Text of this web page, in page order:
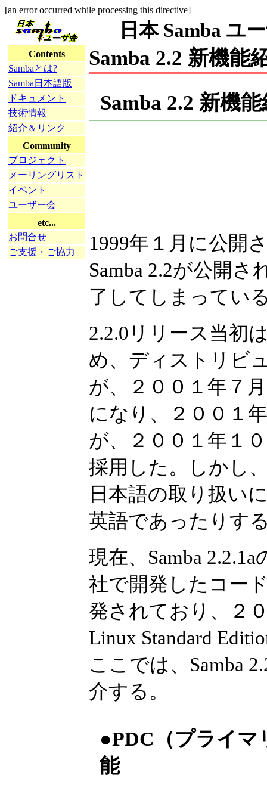
[an error occurred while processing this directive]
Contents
Sambaとは?
Samba日本語版
ドキュメント
技術情報
紹介＆リンク
Community
プロジェクト
メーリングリスト
イベント
ユーザー会
etc...
お問合せ
ご支援・ご協力
日本 Samba ユ
Samba 2.2 新機能
Samba 2.2 新機
1999年１月に公開
Samba 2.2が公開さ
了してしまってい
2.2.0リリース当初
め、ディストリビ
が、２００１年７
になり、２００１
が、２００１年１
採用した。しかし
日本語の取り扱い
英語であったりす
現在、Samba
社で開発したコー
発されており、２
Linux Standard
ここでは、Samba
介する。
●PDC（プライマ
能